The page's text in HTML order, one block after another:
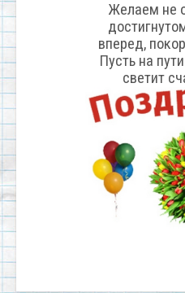
Желаем не
вперед,
Пусть на
светит